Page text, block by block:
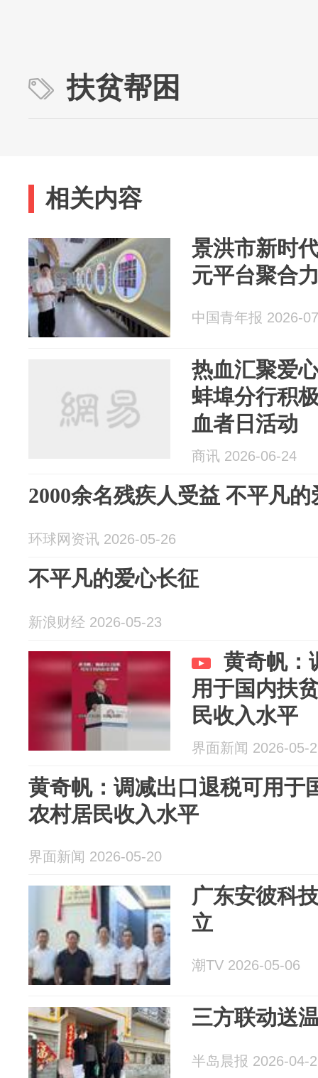
扶贫帮困
相关内容
景洪市新时
元平台聚合
中国青年报 2026-
热血汇聚爱
蚌埠分行积
血者日活动
商讯 2026-06-24
2000余名残疾人受益 不平凡
环球网资讯 2026-05-26
不平凡的爱心长征
新浪财经 2026-05-23
黄奇帆：
用于国内扶
民收入水平
界面新闻 2026-05-
黄奇帆：调减出口退税可用于
农村居民收入水平
界面新闻 2026-05-20
广东安彼科
立
潮TV 2026-05-06
三方联动送
半岛晨报 2026-04-